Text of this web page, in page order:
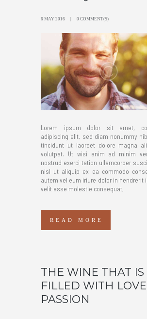
6 MAY 2016 0 COMMENT(S)
Lorem ipsum dolor sit amet,
adipiscing elit, sed diam nonummy
tincidunt ut laoreet dolore magna
volutpat. Ut wisi enim ad minim
nostrud exerci tation ullamcorper
nisl ut aliquip ex ea commodo
autem vel eum iriure dolor in hendrerit
velit esse molestie consequat,
READ MORE
THE WINE THAT IS
FILLED WITH
PASSION